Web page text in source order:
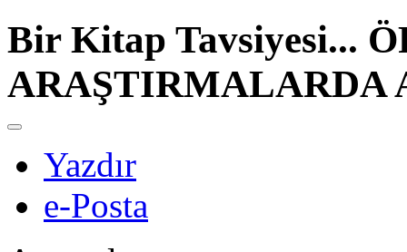
Bir Kitap Tavsiyesi...
ARAŞTIRMALARDA
Yazdır
e-Posta